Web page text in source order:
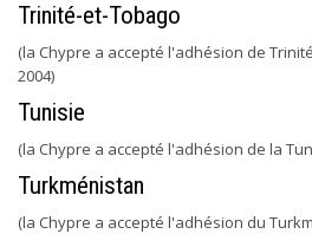
Trinité-et-Tobago
(la Chypre a accepté l'adhésion de
2004)
Tunisie
(la Chypre a accepté l'adhésion de la
Turkménistan
(la Chypre a accepté l'adhésion du